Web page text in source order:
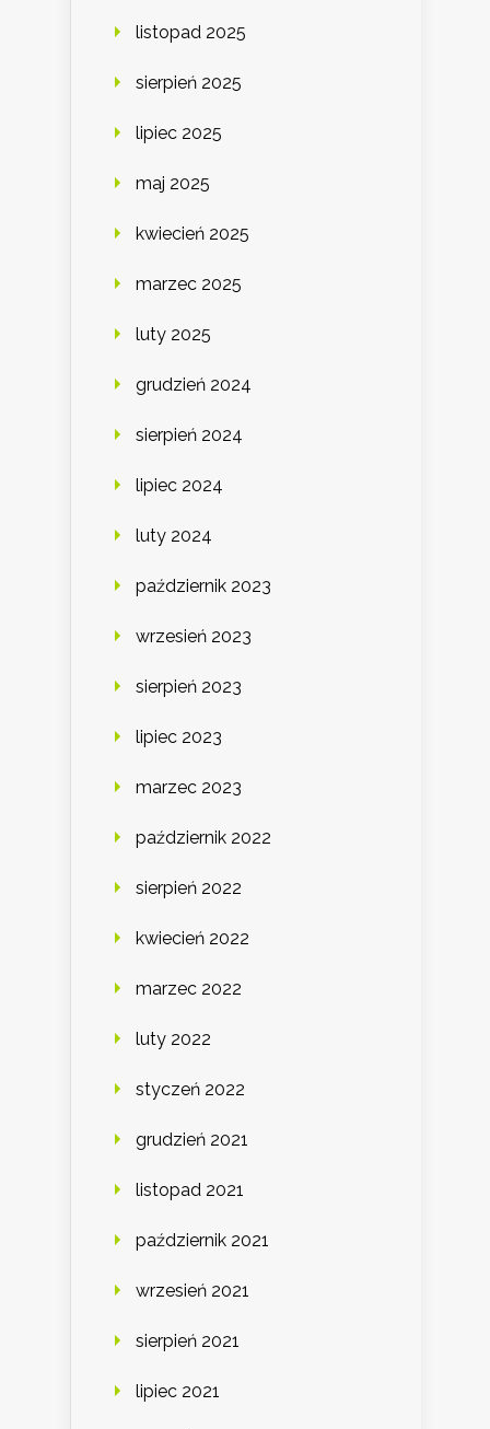
listopad 2025
sierpień 2025
lipiec 2025
maj 2025
kwiecień 2025
marzec 2025
luty 2025
grudzień 2024
sierpień 2024
lipiec 2024
luty 2024
październik 2023
wrzesień 2023
sierpień 2023
lipiec 2023
marzec 2023
październik 2022
sierpień 2022
kwiecień 2022
marzec 2022
luty 2022
styczeń 2022
grudzień 2021
listopad 2021
październik 2021
wrzesień 2021
sierpień 2021
lipiec 2021